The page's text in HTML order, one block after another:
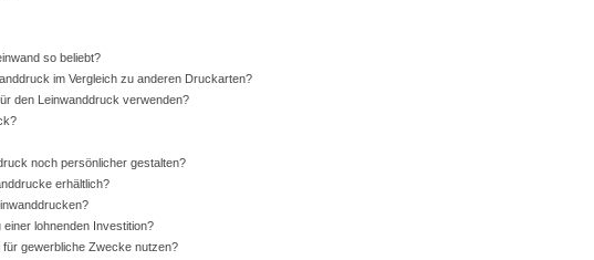
so beliebt?
im Vergleich zu anderen Druckarten?
den Leinwanddruck verwenden?
noch persönlicher gestalten?
erhältlich?
lohnenden Investition?
gewerbliche Zwecke nutzen?